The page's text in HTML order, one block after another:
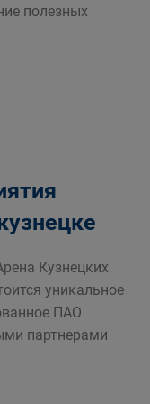
полезных
Кузнецких
уникальное
ПАО
партнерами